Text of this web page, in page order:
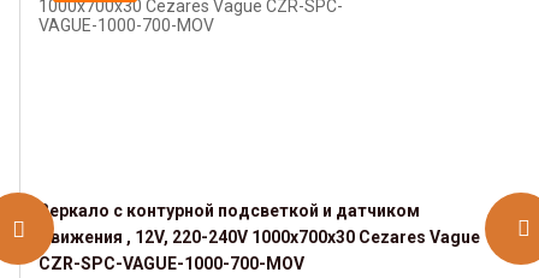
Зеркало с контурной подсветкой и датчиком
движения , 12V, 220-240V 1000x700x30 Cezares Vague
CZR-SPC-VAGUE-1000-700-MOV